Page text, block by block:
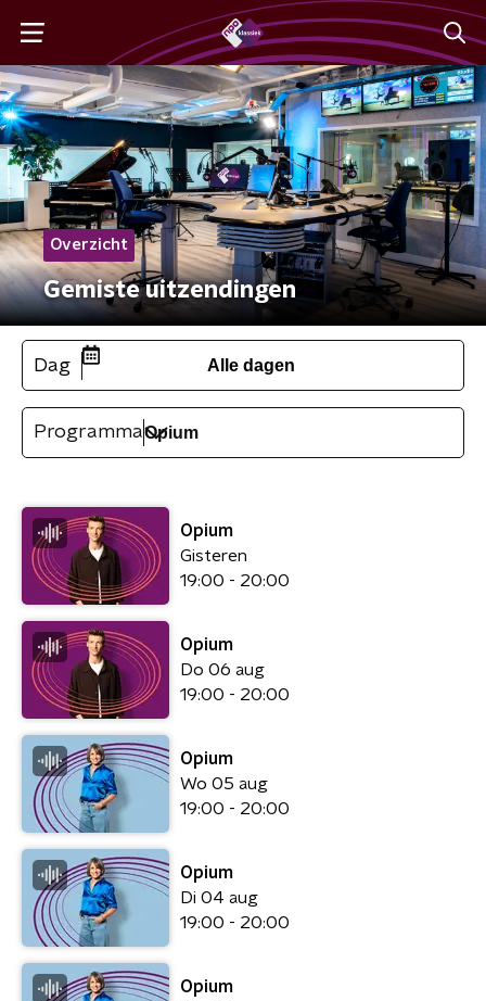
Overzicht
Gemiste uitzendingen
Dag Alle dagen
Programma
Opium
Gisteren
19:00 - 20:00
Opium
Do 06 aug
19:00 - 20:00
Opium
Wo 05 aug
19:00 - 20:00
Opium
Di 04 aug
19:00 - 20:00
Opium